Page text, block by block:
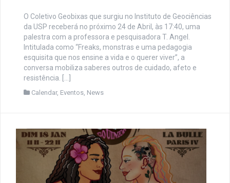
O Coletivo Geobixas que surgiu no Instituto de Geociências
da USP receberá no próximo 24 de Abril, às 17:40, uma
palestra com a professora e pesquisadora T. Angel.
Intitulada como “Freaks, monstras e uma pedagogia
esquisita que nos ensine a vida e o querer viver”, a
conversa mobiliza saberes outros de cuidado, afeto e
resistência. […]
Calendar, Eventos News